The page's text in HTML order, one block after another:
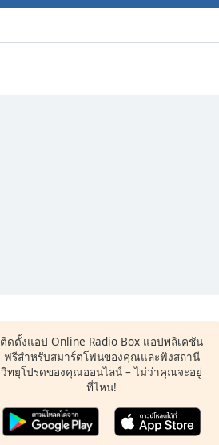
ติดตั้งแอป Online Radio Box แอปพลิเคชัน
ฟรีสำหรับสมาร์ตโฟนของคุณและฟังสถานี
วิทยุโปรดของคุณออนไลน์ – ไม่ว่าคุณจะอยู่
ที่ไหน!